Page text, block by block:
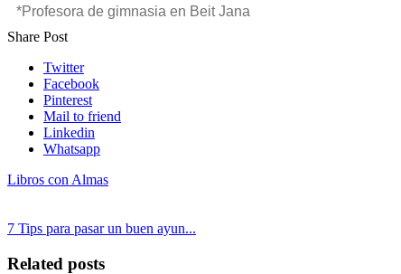
*Profesora de gimnasia en Beit Jana
Share Post
Twitter
Facebook
Pinterest
Mail to friend
Linkedin
Whatsapp
Libros con Almas
7 Tips para pasar un buen ayun...
Related posts